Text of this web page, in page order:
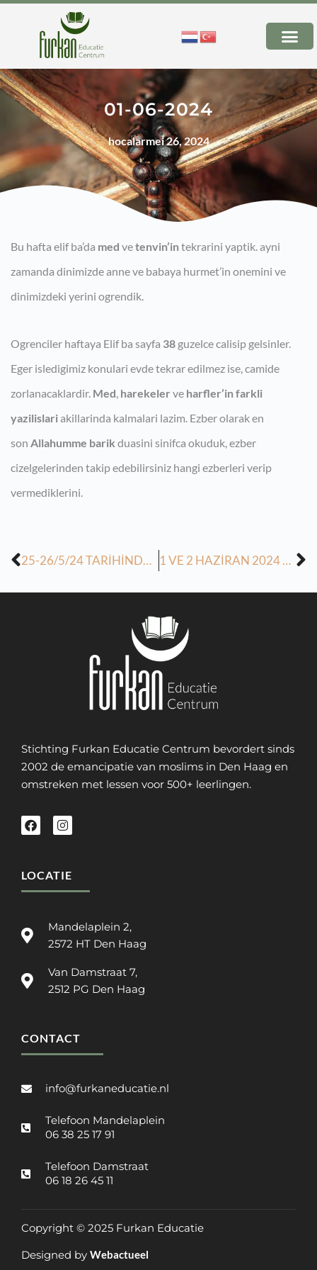
01-06-2024
hocalarmei 26, 2024
Bu hafta elif ba’da med vetenvin’intekrarini yaptik. ayni
zamanda dinimizde anne ve babaya hurmet’in onemini ve
dinimizdeki yerini ogrendik.
Ogrenciler haftaya Elif ba sayfa 38 guzelce calisip gelsinler.
Eger isledigimiz konulari evde tekrar edilmez ise, camide
zorlanacaklardir. Med, harekeler ve harfler’in farkli
yazilislariakillarinda kalmalari lazim. Ezber olarak en
son Allahumme barik duasini sinifca okuduk, ezber
cizelgelerinden takip edebilirsiniz hangi ezberleri verip
vermediklerini.
25-26/5/24 TARİHİNDE İŞLENİLEN VE GELECEK HAFTA İŞLENİLECEK DERSLER 1 VE 2 HAZİRAN 2024 EV ÖDEVİ
Stichting Furkan Educatie Centrum bevordert sinds
2002 de emancipatie van moslims in Den Haag en
omstreken met lessen voor 500+ leerlingen.
LOCATIE
Mandelaplein 2,
2572 HT Den Haag
Van Damstraat 7,
2512 PG Den Haag
CONTACT
info@furkaneducatie.nl
Telefoon Mandelaplein
06 38 25 17 91
Telefoon Damstraat
06 18 26 45 11
Designed by Webactueel
Copyright © 2025 Furkan Educatie